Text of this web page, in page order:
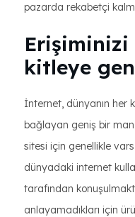
pazarda rekabetçi
kitleye
İnternet, dünyanın her
bağlayan geniş bir
sitesi için genellikle
dünyadaki internet
tarafından
anlayamadıkları için